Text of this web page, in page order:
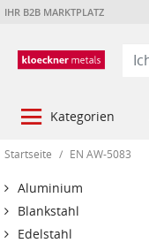
IHR B2B MARKTPLATZ
Kategorien
Startseite / EN AW-5083
Aluminium
Blankstahl
Edelstahl